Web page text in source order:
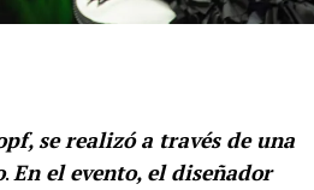
se realizó a través de una
.En el evento, el diseñador